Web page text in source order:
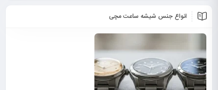
انواع جنس شیشه ساعت مچی